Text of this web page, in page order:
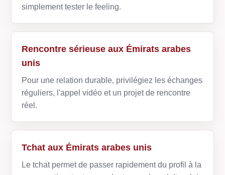
simplement tester le feeling.
Rencontre sérieuse aux Émirats arabes
unis
Pour une relation durable, privilégiez les échanges
réguliers, l'appel vidéo et un projet de rencontre
réel.
Tchat aux Émirats arabes unis
Le tchat permet de passer rapidement du profil à la